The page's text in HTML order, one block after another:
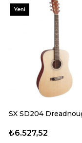
₺6.527,52
Yeni